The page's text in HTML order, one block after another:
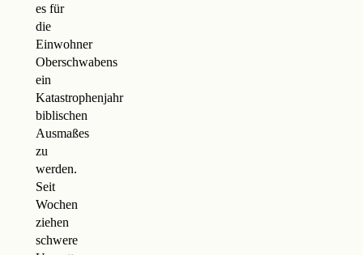
es für
die
Einwohner
Oberschwabens
ein
Katastrophenjahr
biblischen
Ausmaßes
zu
werden.
Seit
Wochen
ziehen
schwere